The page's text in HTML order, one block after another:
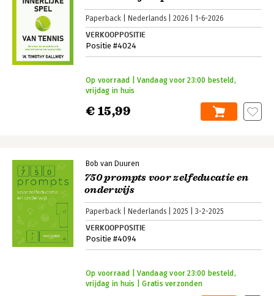
Paperback Nederlands 2026 1-6-2026
VERKOOPPOSITIE
Positie #4024
€ 15,99
Op voorraad | Vandaag voor 23:00 besteld,
vrijdag in huis
Bob van Duuren
750 prompts voor zelfeducatie en
onderwijs
Paperback Nederlands 2025 3-2-2025
VERKOOPPOSITIE
Positie #4094
Op voorraad | Vandaag voor 23:00 besteld,
vrijdag in huis | Gratis verzonden